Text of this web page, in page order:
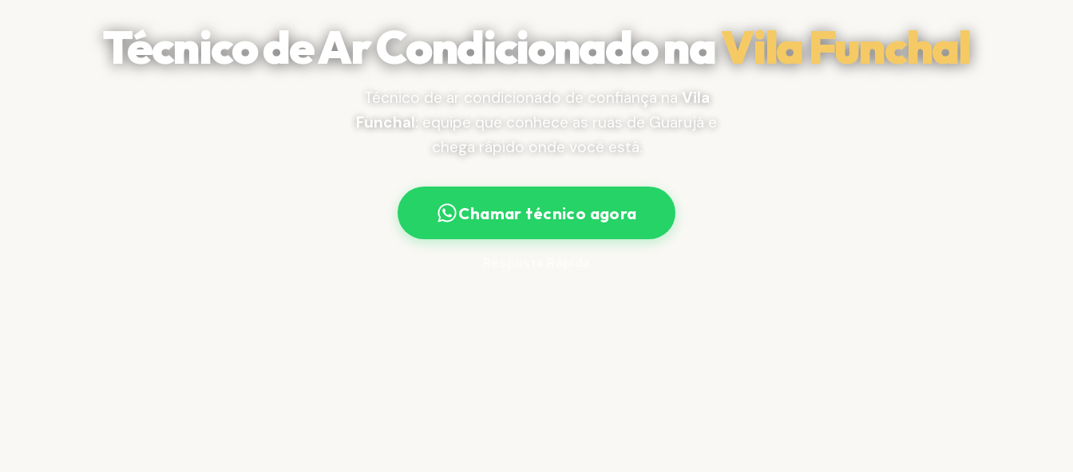
Técnico de Ar Condicionado naVila Funchal
Técnico de ar condicionado de confiança na Vila
Funchal: equipe que conhece as ruas de Guarujá e
chega rápido onde você está.
Chamar técnico agora